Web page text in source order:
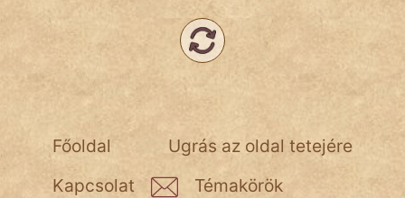
NapHold
Név nélkül
Ugrás az oldal tetejére
Főoldal
Kapcsolat
Témakörök